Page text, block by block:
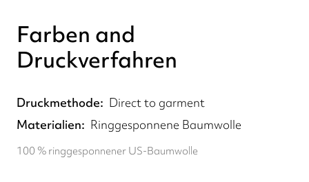
Farben and
Druckverfahren
Druckmethode
Direct to garment
Materialien
Ringgesponnene Baumwolle
100 % ringgesponnener US-Baumwolle